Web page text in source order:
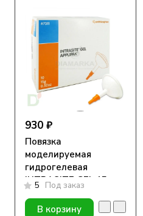
930 ₽
Повязка
моделируемая
гидрогелевая
INTRASITE GEL 15g
5 Под заказ
В корзину